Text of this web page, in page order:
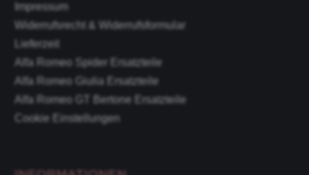
Impressum
Widerrufsrecht & Widerrufsformular
Lieferzeit
Alfa Romeo Spider Ersatzteile
Alfa Romeo Giulia Ersatzteile
Alfa Romeo GT Bertone Ersatzteile
Cookie Einstellungen